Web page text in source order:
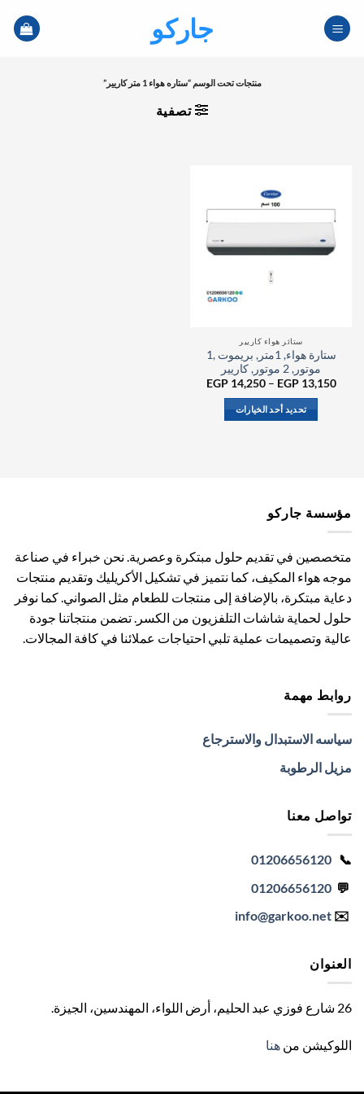
للمحتوى
جاركو
منتجات تحت الوسم “ستاره هواء 1 متر كاريير”
تصفية
ستائر هواء كاريير
ستارة هواء, 1متر, بريموت ,1
موتور, 2 موتور, كاريير
EGP13,150
–
EGP14,250
تحديد أحد الخيارات
لهذا
اختيار
الخيارات
على
صفحة
المنتج
مؤسسة جاركو
متخصصين في تقديم حلول مبتكرة وعصرية. نحن خبراء في صناعة
موجه هواء المكيف، كما نتميز في تشكيل الأكريليك وتقديم منتجات
دعاية مبتكرة، بالإضافة إلى منتجات للطعام مثل الصواني. كما نوفر
حلول لحماية شاشات التلفزيون من الكسر. تضمن منتجاتنا جودة
عالية وتصميمات عملية تلبي احتياجات عملائنا في كافة المجالات.
روابط مهمة
سياسه الاستبدال والاسترجاع
مزيل الرطوبة
تواصل معنا
📞
01206656120
💬
01206656120
✉️
info@garkoo.net
العنوان
26 شارع فوزي عبد الحليم، أرض اللواء، المهندسين، الجيزة .
اللوكيشن من هنا